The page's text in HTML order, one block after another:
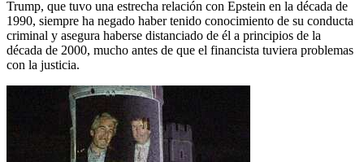
Trump, que tuvo una estrecha relación con Epstein en la década de
1990, siempre ha negado haber tenido conocimiento de su conducta
criminal y asegura haberse distanciado de él a principios de la
década de 2000, mucho antes de que el financista tuviera problemas
con la justicia.